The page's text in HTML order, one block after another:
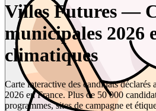
Villes Futures —
municipales 2026
climatiques
Carte interactive des candidats déclarés
2026 en France. Plus de 50 000
programmes, sites de campagne et